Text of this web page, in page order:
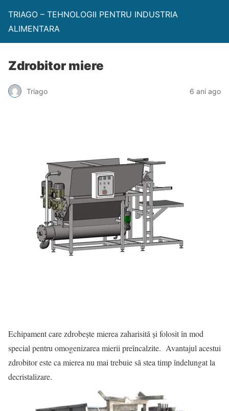
TRIAGO – TEHNOLOGII PENTRU INDUSTRIA
ALIMENTARA
Zdrobitor miere
Triago 6 ani ago
Echipament care zdrobește mierea zaharisită și folosit în mod
special pentru omogenizarea mierii preîncalzite. Avantajul acestui
zdrobitor este ca mierea nu mai trebuie să stea timp îndelungat la
decristalizare.